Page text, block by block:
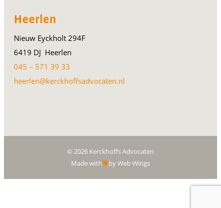
Heerlen
Nieuw Eyckholt 294F
6419 DJ Heerlen
045 – 571 39 33
heerlen@kerckhoffsadvocaten.nl
© 2026 Kerckhoffs Advocaten
Made with
by Web Wings